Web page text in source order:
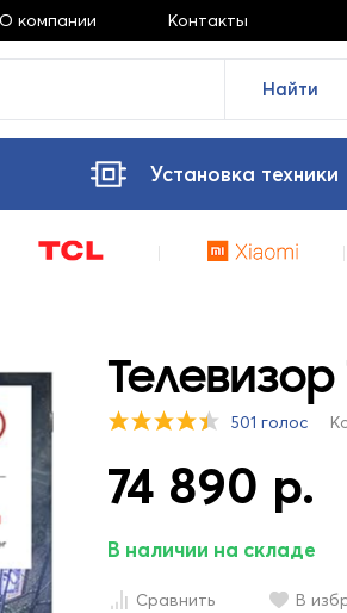
О компании Контакты
Найти
Установка техники
Телевизор
501 голос
74 890 р.
В наличии на складе
Сравнить В